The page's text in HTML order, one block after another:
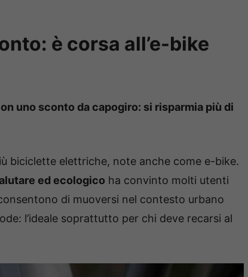
è corsa all’e-bike
uno sconto da capogiro: si risparmia più di
biciclette elettriche, note anche come e-bike.
ed ecologico ha convinto molti utenti
di muoversi nel contesto urbano
l’ideale soprattutto per chi deve recarsi al